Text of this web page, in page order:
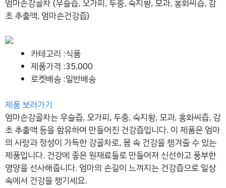
엄마손강골차 (우슬즙, 오가피, 두충, 숙지황, 모과, 홍화씨즙, 감
초 추출액, 엄마손건강즙)
카테고리 :식품
제품가격 :35,000
로켓배송 :일반배송
제품 보러가기
엄마손강골차는 우슬즙, 오가피, 두충, 숙지황, 모과, 홍화씨즙, 감
초 추출액 등을 함유하여 만들어진 건강즙입니다. 이 제품은 엄마
의 사랑과 정성이 가득한 강골차로, 몸 속 건강을 챙겨줄 수 있는
제품입니다. 건강에 좋은 원재료들로 만들어져 신선하고 풍부한
영양을 선사해줍니다. 엄마의 손길이 느껴지는 건강즙으로 일상
속에서 건강을 챙기세요.